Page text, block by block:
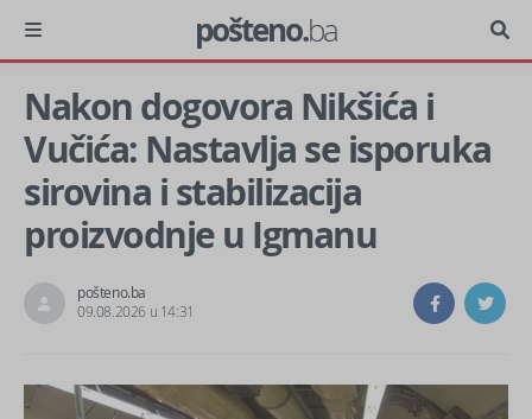
pošteno.ba
Nakon dogovora Nikšića i
Vučića: Nastavlja se isporuka
sirovina i stabilizacija
proizvodnje u Igmanu
pošteno.ba
09.08.2026 u 14:31